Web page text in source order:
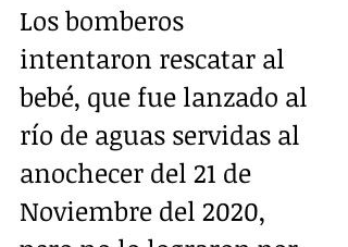
Los bomberos
intentaron rescatar al
bebé, que fue lanzado al
río de aguas servidas al
anochecer del 21 de
Noviembre del 2020,